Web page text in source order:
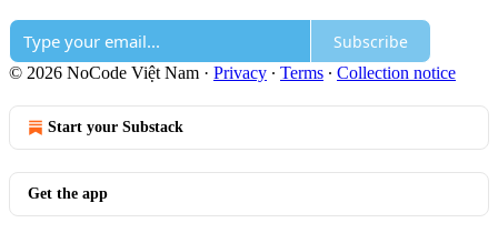
Subscribe
© 2026 NoCode Việt Nam · Privacy ∙ Terms ∙ Collection notice
Start your Substack
Get the app